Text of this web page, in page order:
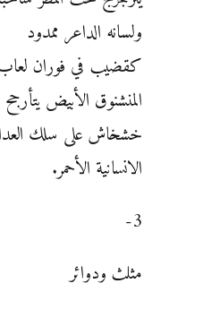
ولسانه الداعر ممدود
كقضيب في فوران
المنشنوق الأبيض
خشخاش على سلك
الانسانية الأحمر.
3-
مثلث ودوائر